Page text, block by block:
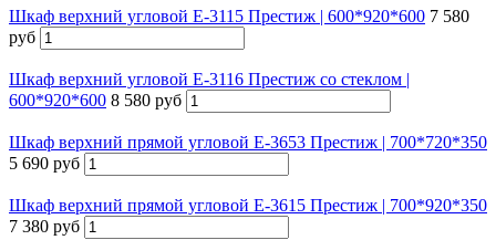
Шкаф верхний угловой Е-3115 Престиж | 600*920*600 7 580
руб
Шкаф верхний угловой Е-3116 Престиж со стеклом |
600*920*600 8 580 руб
Шкаф верхний прямой угловой Е-3653 Престиж | 700*720*350
5 690 руб
Шкаф верхний прямой угловой Е-3615 Престиж | 700*920*350
7 380 руб